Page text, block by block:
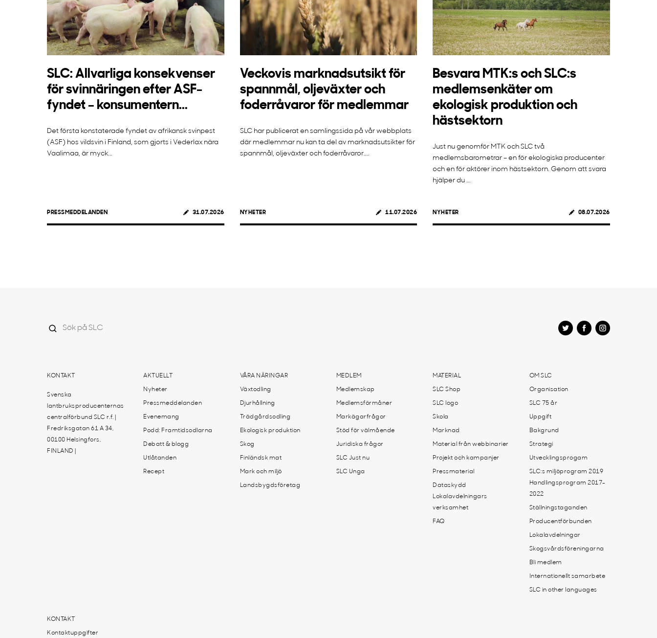
SLC: Allvarliga konsekvenser
för svinnäringen efter ASF-
fyndet – konsumentern...
Det första konstaterade fyndet av afrikansk svinpest
(ASF) hos vildsvin i Finland, som gjorts i Vederlax nära
Vaalimaa, är myck...
PRESSMEDDELANDEN 31.07.2026
Veckovis marknadsutsikt för
spannmål, oljeväxter och
foderråvaror för medlemmar
SLC har publicerat en samlingssida på vår webbplats
där medlemmar nu kan ta del av marknadsutsikter för
spannmål, oljeväxter och foderråvaror....
NYHETER 11.07.2026
Besvara MTK:s och SLC:s
medlemsenkäter om
ekologisk produktion och
hästsektorn
Just nu genomför MTK och SLC två
medlemsbarometrar – en för ekologiska producenter
och en för aktörer inom hästsektorn. Genom att svara
hjälper du ...
NYHETER 08.07.2026
KONTAKT
Svenska
lantbruksproducenternas
centralförbund SLC r.f. |
Fredriksgatan 61 A 34,
00100 Helsingfors,
FINLAND |
AKTUELLT
Nyheter
Pressmeddelanden
Evenemang
Podd: Framtidsodlarna
Debatt & blogg
Utlåtanden
Recept
VÅRA NÄRINGAR
Växtodling
Djurhållning
Trädgårdsodling
Ekologisk produktion
Skog
Finländsk mat
Mark och miljö
Landsbygdsföretag
MEDLEM
Medlemskap
Medlemsförmåner
Markägarfrågor
Stöd för välmående
Juridiska frågor
SLC Just nu
SLC Unga
MATERIAL
SLC Shop
SLC logo
Skola
Marknad
Material från webbinarier
Projekt och kampanjer
Pressmaterial
Dataskydd
Lokalavdelningars
verksamhet
FAQ
OM SLC
Organisation
SLC 75 år
Uppgift
Bakgrund
Strategi
Utvecklingsprogam
SLC:s miljöprogram 2019
Handlingsprogram 2017-
2022
Ställningstaganden
Producentförbunden
Lokalavdelningar
Skogsvårdsföreningarna
Bli medlem
Internationellt samarbete
SLC in other languages
KONTAKT
Kontaktuppgifter